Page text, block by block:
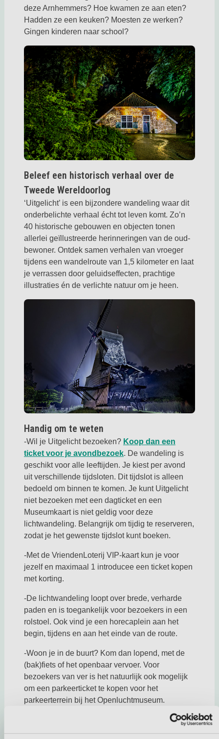
deze Arnhemmers? Hoe kwamen ze aan eten?
Hadden ze een keuken? Moesten ze werken?
Gingen kinderen naar school?
Beleef een historisch verhaal over de
Tweede Wereldoorlog
‘Uitgelicht’ is een bijzondere wandeling waar dit
onderbelichte verhaal écht tot leven komt. Zo’n
40 historische gebouwen en objecten tonen
allerlei geïllustreerde herinneringen van de oud-
bewoner. Ontdek samen verhalen van vroeger
tijdens een wandelroute van 1,5 kilometer en laat
je verrassen door geluidseffecten, prachtige
illustraties én de verlichte natuur om je heen.
Handig om te weten
-Wil je Uitgelicht bezoeken? Koop dan een
ticket voor je avondbezoekDeze link opent in een
. De wandeling is
geschikt voor alle leeftijden. Je kiest per avond
uit verschillende tijdsloten. Dit tijdslot is alleen
bedoeld om binnen te komen. Je kunt Uitgelicht
niet bezoeken met een dagticket en een
Museumkaart is niet geldig voor deze
lichtwandeling. Belangrijk om tijdig te reserveren,
zodat je het gewenste tijdslot kunt boeken.
-Met de VriendenLoterij VIP-kaart kun je voor
jezelf en maximaal 1 introducee een ticket kopen
met korting.
-De lichtwandeling loopt over brede, verharde
paden en is toegankelijk voor bezoekers in een
rolstoel. Ook vind je een horecaplein aan het
begin, tijdens en aan het einde van de route.
-Woon je in de buurt? Kom dan lopend, met de
(bak)fiets of het openbaar vervoer. Voor
bezoekers van ver is het natuurlijk ook mogelijk
om een parkeerticket te kopen voor het
parkeerterrein bij het Openluchtmuseum.
-Foto’s maken mag natuurlijk. Maar gebruik geen
flits, zodat je voor zo min mogelijk overlast bij alle